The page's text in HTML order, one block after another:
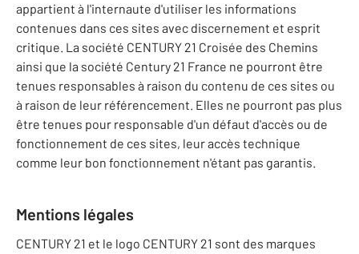
appartient à l'internaute d'utiliser les informations
contenues dans ces sites avec discernement et esprit
critique. La société CENTURY 21 Croisée des Chemins
ainsi que la société Century 21 France ne pourront être
tenues responsables à raison du contenu de ces sites ou
à raison de leur référencement. Elles ne pourront pas plus
être tenues pour responsable d'un défaut d'accès ou de
fonctionnement de ces sites, leur accès technique
comme leur bon fonctionnement n'étant pas garantis.
Mentions légales
CENTURY 21 et le logo CENTURY 21 sont des marques